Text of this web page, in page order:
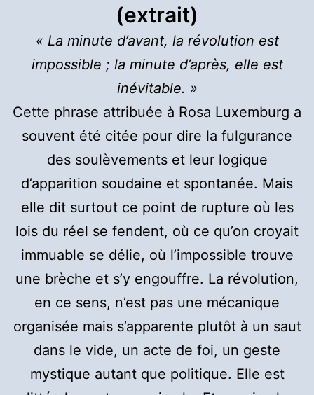
(extrait)
« La minute d’avant, la révolution est
impossible ; la minute d’après, elle est
inévitable. »
Cette phrase attribuée à Rosa Luxemburg a
souvent été citée pour dire la fulgurance
des soulèvements et leur logique
d’apparition soudaine et spontanée. Mais
elle dit surtout ce point de rupture où les
lois du réel se fendent, où ce qu’on croyait
immuable se délie, où l’impossible trouve
une brèche et s’y engouffre. La révolution,
en ce sens, n’est pas une mécanique
organisée mais s’apparente plutôt à un saut
dans le vide, un acte de foi, un geste
mystique autant que politique. Elle est